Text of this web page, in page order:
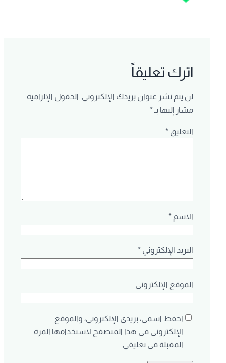
اترك تعليقاً
لن يتم نشر عنوان بريدك الإلكتروني. الحقول الإلزامية
مشار إليها بـ*
التعليق*
الاسم*
البريد الإلكتروني*
الموقع الإلكتروني
احفظ اسمي، بريدي الإلكتروني، والموقع
الإلكتروني في هذا المتصفح لاستخدامها المرة
المقبلة في تعليقي.